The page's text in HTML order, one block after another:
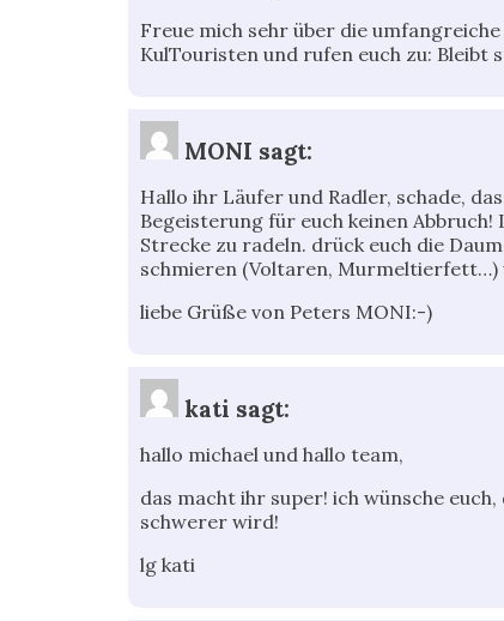
Freue mich sehr über die
KulTouristen und rufen euch zu: Bleibt
MONI sagt:
Hallo ihr Läufer und Radler, schade,
Begeisterung für euch keinen
Strecke zu radeln. drück euch die
schmieren (Voltaren, Murmeltierfett…)
liebe Grüße von Peters MONI:-)
kati sagt:
hallo michael und hallo team,
das macht ihr super! ich wünsche
schwerer wird!
lg kati